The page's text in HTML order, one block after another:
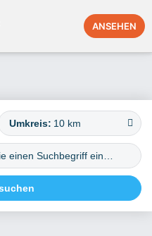
ANSEHEN
Schweiz
Umkreis: 10 km